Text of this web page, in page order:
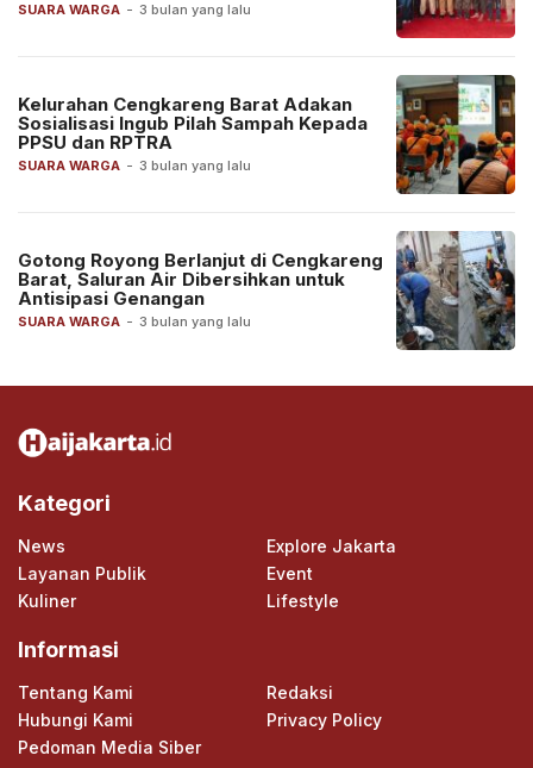
SUARA WARGA - 3 bulan yang lalu
SUARA WARGA - 3 bulan yang lalu
Kelurahan Cengkareng Barat Adakan
Sosialisasi Ingub Pilah Sampah Kepada
PPSU dan RPTRA
SUARA WARGA - 3 bulan yang lalu
Gotong Royong Berlanjut di Cengkareng
Barat, Saluran Air Dibersihkan untuk
Antisipasi Genangan
Kategori
News
Explore Jakarta
Layanan Publik
Event
Kuliner
Lifestyle
Informasi
Tentang Kami
Redaksi
Hubungi Kami
Privacy Policy
Pedoman Media Siber